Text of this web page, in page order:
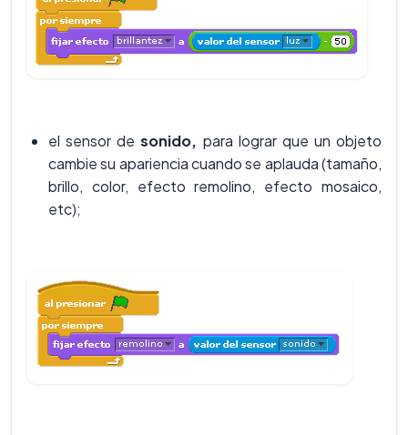
el sensor desonido, para lograr que un objeto
cambie su apariencia cuando se aplauda (tamaño,
brillo, color, efecto remolino, efecto mosaico,
etc);